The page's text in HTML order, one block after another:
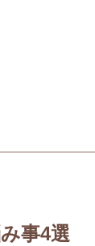
事4選